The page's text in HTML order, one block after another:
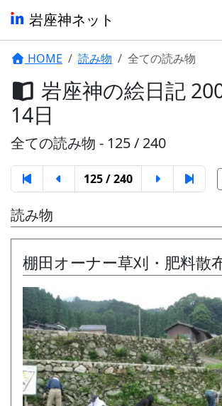
岩座神ネット
HOME 読み物 全ての読み物
岩座神の絵日記
14日
全ての読み物 - 125 / 240
125 / 240
読み物
棚田オーナー草刈・肥料散